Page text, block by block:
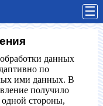
☰
данных
по
ими данных. В
получило
одной стороны,